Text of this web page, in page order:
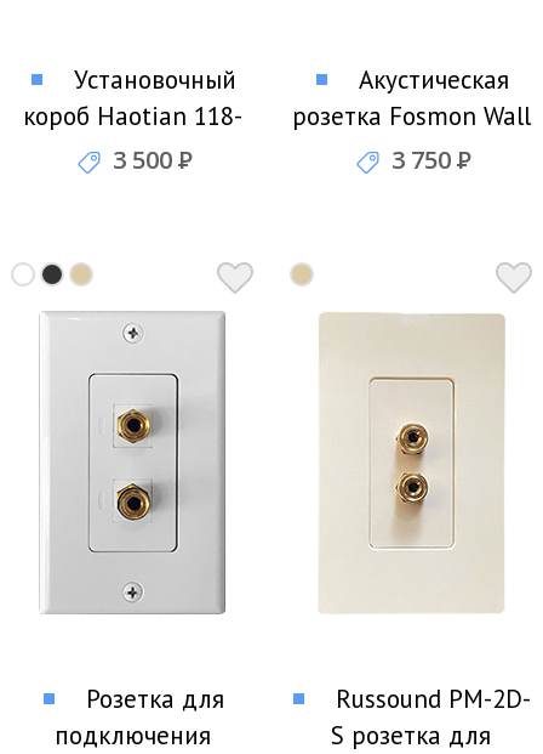
Установочный
короб Haotian 118-
W1
3 500Р
Акустическая
розетка Fosmon Wall
Plate - 1 Speaker
3 750Р
Розетка для
подключения
Russound PM-2D-
S розетка для